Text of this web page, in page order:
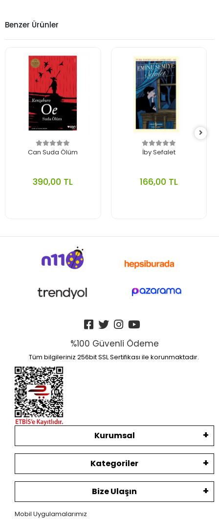
Benzer Ürünler
Can Suda Ölüm
390,00 TL
İby Sefalet
166,00 TL
%100 Güvenli Ödeme
Tüm bilgileriniz 256bit SSL Sertifikası ile korunmaktadır.
Kurumsal
Kategoriler
Bize Ulaşın
Mobil Uygulamalarımız